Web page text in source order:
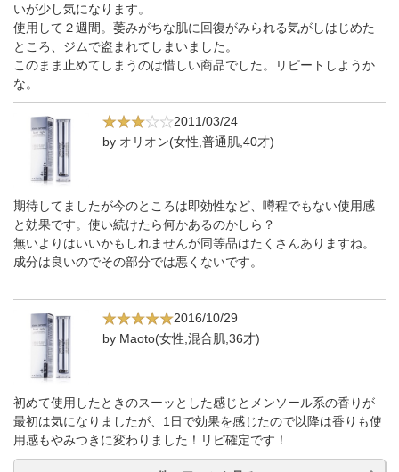
いが少し気になります。
使用して２週間。萎みがちな肌に回復がみられる気がしはじめた
ところ、ジムで盗まれてしまいました。
このまま止めてしまうのは惜しい商品でした。リピートしようか
な。
2011/03/24
by オリオン(女性,普通肌,40才)
期待してましたが今のところは即効性など、噂程でもない使用感
と効果です。使い続けたら何かあるのかしら？
無いよりはいいかもしれませんが同等品はたくさんありますね。
成分は良いのでその部分では悪くないです。
2016/10/29
by Maoto(女性,混合肌,36才)
初めて使用したときのスーッとした感じとメンソール系の香りが
最初は気になりましたが、1日で効果を感じたので以降は香りも使
用感もやみつきに変わりました！リピ確定です！